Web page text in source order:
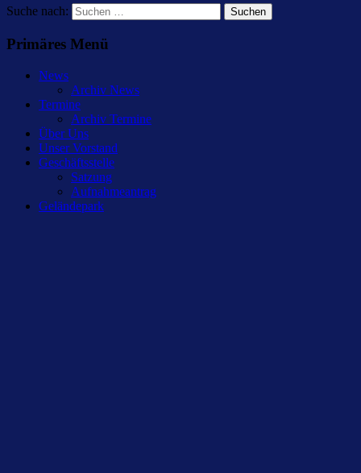
Suche nach:
Primäres Menü
News
Archiv News
Termine
Archiv Termine
Über Uns
Unser Vorstand
Geschäftsstelle
Satzung
Aufnahmeantrag
Geländepark